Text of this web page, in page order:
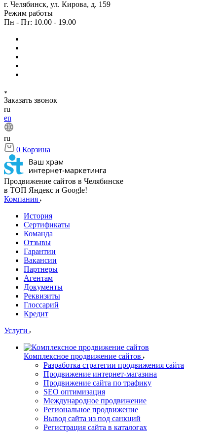
г. Челябинск, ул. Кирова, д. 159
Режим работы
Пн - Пт: 10.00 - 19.00
Заказать звонок
ru
en
ru
0 Корзина
Продвижение сайтов в Челябинске
в ТОП Яндекс и Google!
Компания
История
Сертификаты
Команда
Отзывы
Гарантии
Вакансии
Партнеры
Агентам
Документы
Реквизиты
Глоссарий
Кредит
Услуги
Комплексное продвижение сайтов
Разработка стратегии продвижения сайта
Продвижение интернет-магазина
Продвижение сайта по трафику
SEO оптимизация
Международное продвижение
Региональное продвижение
Вывод сайта из под санкций
Регистрация сайта в каталогах